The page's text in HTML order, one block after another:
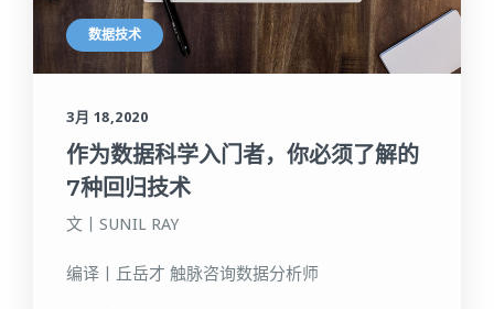
数据技术
3月 18,2020
作为数据科学入门者，你必须了解的
7种回归技术
文丨SUNIL RAY
编译丨丘岳才 触脉咨询数据分析师